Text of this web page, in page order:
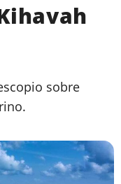
sobre